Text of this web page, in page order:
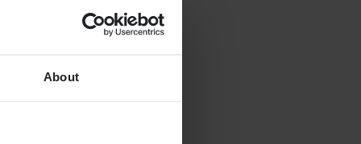
About